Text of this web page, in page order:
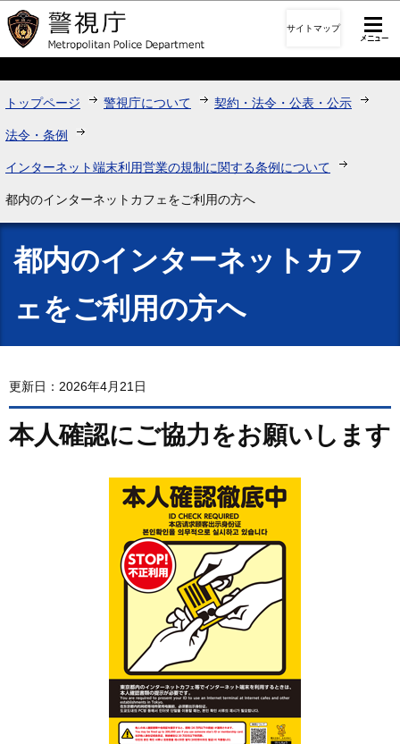
このページの本文へ移動
サイトマップ
トップページ 警視庁について 契約・法令・公表・公示
法令・条例
インターネット端末利用営業の規制に関する条例について
都内のインターネットカフェをご利用の方へ
都内のインターネットカフ
ェをご利用の方へ
更新日：2026年4月21日
本人確認にご協力をお願いします